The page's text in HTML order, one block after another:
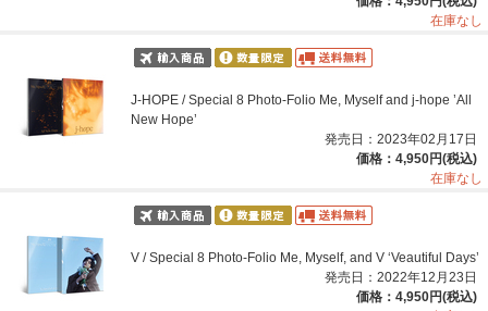
在庫なし
J-HOPE / Special 8 Photo-Folio Me, Myself and j-hope ’All
New Hope’
発売日：2023年02月17日
価格：4,950円(税込)
在庫なし
V / Special 8 Photo-Folio Me, Myself, and V ‘Veautiful Days’
発売日：2022年12月23日
価格：4,950円(税込)